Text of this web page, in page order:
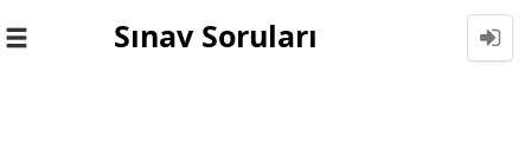
Toggle
Sınav Soruları